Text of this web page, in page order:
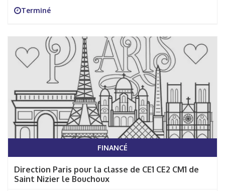
Terminé
FINANCÉ
Direction Paris pour la classe de CE1 CE2 CM1 de
Saint Nizier le Bouchoux